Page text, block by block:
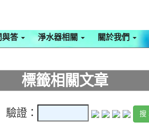
與答 淨水器相關 關於我們
標籤相關文章
驗證：